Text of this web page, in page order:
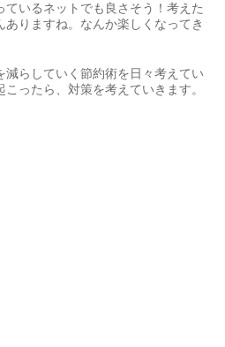
いるネットでも良さそう！考えた
ありますね。なんか楽しくなってき
減らしていく節約術を日々考えてい
ったら、対策を考えていきます。